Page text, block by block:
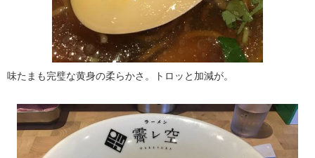
味たまも完璧な黄身の柔らかさ。トロッと加減が。